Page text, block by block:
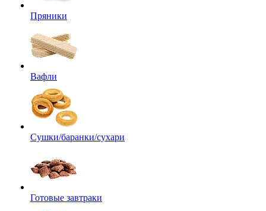
Пряники
Вафли
Сушки/баранки/сухари
Готовые завтраки